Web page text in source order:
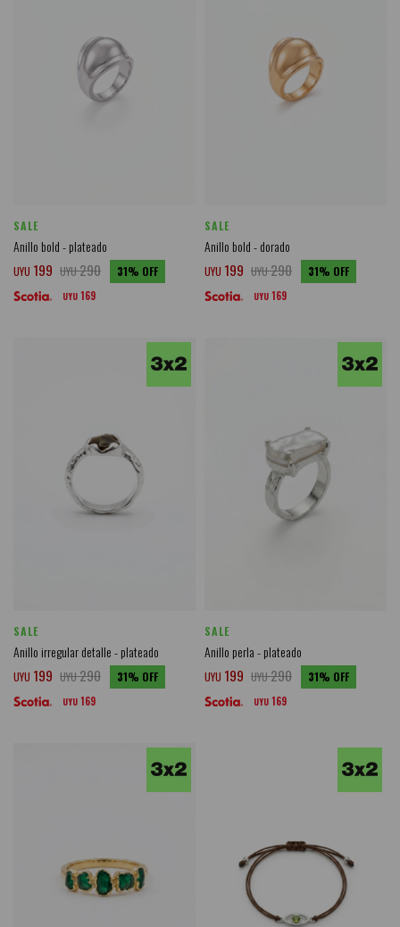
SALE
Anillo bold - plateado
UYU 199 UYU290 31
UYU 169
SALE
Anillo bold - dorado
UYU 199 UYU290 31
UYU 169
SALE
Anillo irregular detalle - plateado
UYU 199 UYU290 31
UYU 169
SALE
Anillo perla - plateado
UYU 199 UYU290 31
UYU 169